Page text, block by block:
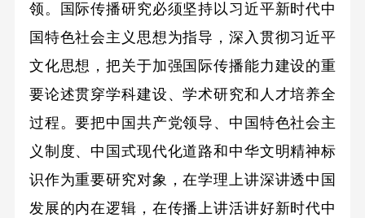
领。国际传播研究必须坚持以习近平新时代中
国特色社会主义思想为指导，深入贯彻习近平
文化思想，把关于加强国际传播能力建设的重
要论述贯穿学科建设、学术研究和人才培养全
过程。要把中国共产党领导、中国特色社会主
义制度、中国式现代化道路和中华文明精神标
识作为重要研究对象，在学理上讲深讲透中国
发展的内在逻辑，在传播上讲活讲好新时代中